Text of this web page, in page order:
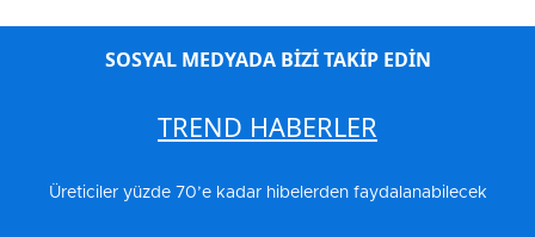
SOSYAL MEDYADA BİZİ TAKİP EDİN
TREND HABERLER
Üreticiler yüzde 70’e kadar hibelerden faydalanabilecek